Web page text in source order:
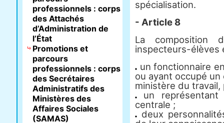
spécialisation.
- Article 8
La composition
inspecteurs-élèves
un fonctionnaire
ou ayant occupé
ministère du
un représentant
centrale ;
deux
professionnels : corps
des Attachés
d’Administration de
l’État
Promotions et
parcours
professionnels : corps
des Secrétaires
Administratifs des
Ministères des
Affaires Sociales
(SAMAS)